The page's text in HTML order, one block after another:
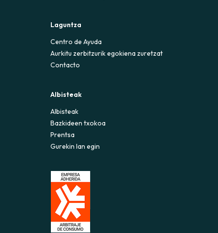
Laguntza
Centro de Ayuda
Aurkitu zerbitzurik egokiena zuretzat
Contacto
Albisteak
Albisteak
Bazkideen txokoa
Prentsa
Gurekin lan egin